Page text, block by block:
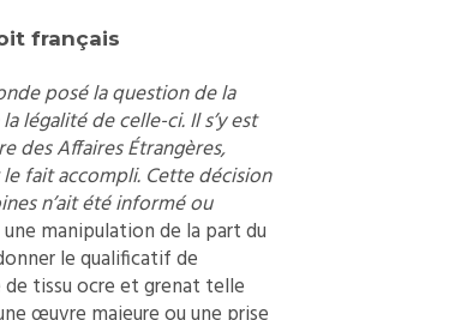
français
posé la question de la
légalité de celle-ci. Il s’y est
des Affaires Étrangères,
fait accompli. Cette décision
n’ait été informé ou
manipulation de la part du
le qualificatif de
de tissu ocre et grenat telle